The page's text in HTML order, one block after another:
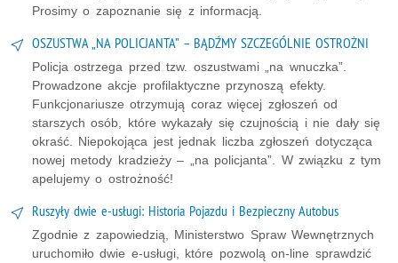
Prosimy o zapoznanie się z informacją.
OSZUSTWA „NA POLICJANTA” – BĄDŹMY SZCZEGÓLNIE OSTROŻNI
Policja ostrzega przed tzw. oszustwami „na wnuczka”.
Prowadzone akcje profilaktyczne przynoszą efekty.
Funkcjonariusze otrzymują coraz więcej zgłoszeń od
starszych osób, które wykazały się czujnością i nie dały się
okraść. Niepokojąca jest jednak liczba zgłoszeń dotycząca
nowej metody kradzieży – „na policjanta”. W związku z tym
apelujemy o ostrożność!
Ruszyły dwie e-usługi: Historia Pojazdu i Bezpieczny Autobus
Zgodnie z zapowiedzią, Ministerstwo Spraw Wewnętrznych
uruchomiło dwie e-usługi, które pozwolą on-line sprawdzić